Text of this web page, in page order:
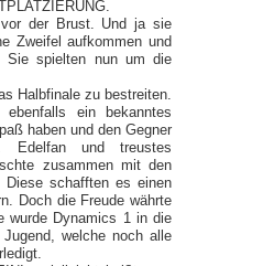
der Brust. Und ja sie
Zweifel aufkommen und
Sie spielten nun um die
Halbfinale zu bestreiten.
ein bekanntes
haben und den Gegner
und treustes
zusammen mit den
Diese schafften es einen
Doch die Freude währte
wurde Dynamics 1 in die
welche noch alle